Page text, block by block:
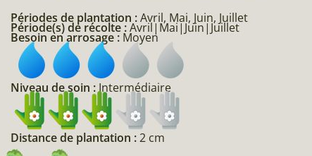
Périodes de plantation :Avril, Mai, Juin, Juillet
Période(s) de récolte :Avril|Mai|Juin|Juillet
Besoin en arrosage : Moyen
Niveau de soin :Intermédiaire
Distance de plantation :2 cm